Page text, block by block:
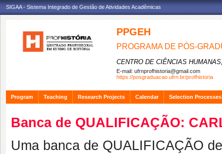
SIGAA - Sistema Integrado de Gestão de Atividades Acadêmicas
PPGEH
PROGRAMA DE PÓS-
CENTRO DE CIÊNCIAS
E-mail: ufrnprofhistoria@gmail.com
https://posgraduacao.ufrn.br/profhistoria
Program Teaching Research Projects Calendar Selection Processes
Banca de QUALIFICAÇÃO:
Uma banca de QUALIFICAÇÃO